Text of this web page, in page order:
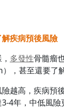
疾病預後風險
多發性骨髓瘤
，甚至還要了
越高，疾病預
4年，中低風險